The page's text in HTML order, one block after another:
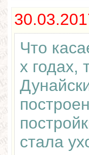
Что
х годах,
стала